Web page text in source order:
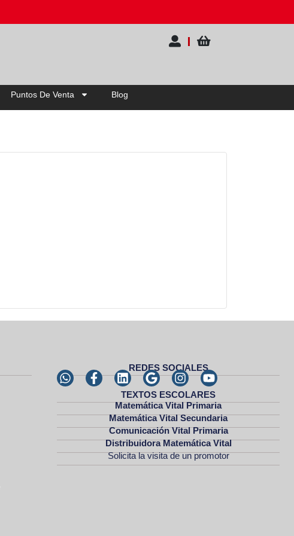
Puntos De Venta Blog
REDES SOCIALES
TEXTOS ESCOLARES
Matemática Vital Primaria
Matemática Vital Secundaria
Comunicación Vital Primaria
Distribuidora Matemática Vital
Solicita la visita de un promotor